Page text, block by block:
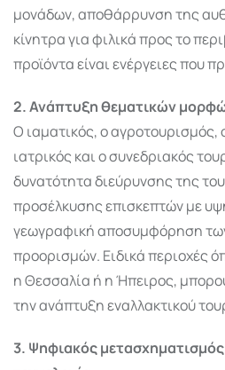
μονάδων, αποθάρρυνση της
κίνητρα για φιλικά προς το
προϊόντα είναι ενέργειες που
2. Ανάπτυξη θεματικών
Ο ιαματικός, ο αγροτουρισμός,
ιατρικός και ο συνεδριακός
δυνατότητα διεύρυνσης της
προσέλκυσης επισκεπτών με
γεωγραφική αποσυμφόρηση
προορισμών. Ειδικά περιοχές
η Θεσσαλία ή η Ήπειρος,
την ανάπτυξη εναλλακτικού
3. Ψηφιακός